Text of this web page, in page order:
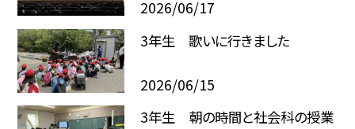
2026/06/17
3年生 歌いに行きました
2026/06/15
3年生 朝の時間と社会科の授業